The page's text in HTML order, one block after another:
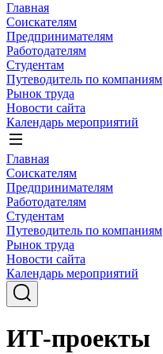
Главная
Соискателям
Предпринимателям
Работодателям
Студентам
Путеводитель по компаниям
Рынок труда
Новости сайта
Календарь мероприятий
Главная
Соискателям
Предпринимателям
Работодателям
Студентам
Путеводитель по компаниям
Рынок труда
Новости сайта
Календарь мероприятий
ИТ-проекты